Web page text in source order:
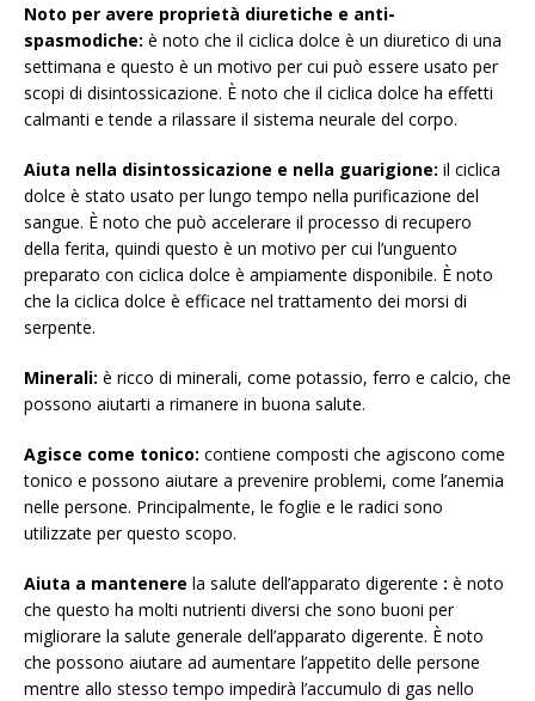
Noto per avere proprietà diuretiche e anti-
spasmodiche: è noto che il ciclica dolce è un diuretico di una
settimana e questo è un motivo per cui può essere usato per
scopi di disintossicazione. È noto che il ciclica dolce ha effetti
calmanti e tende a rilassare il sistema neurale del corpo.
Aiuta nella disintossicazione e nella guarigione: il ciclica
dolce è stato usato per lungo tempo nella purificazione del
sangue. È noto che può accelerare il processo di recupero
della ferita, quindi questo è un motivo per cui l’unguento
preparato con ciclica dolce è ampiamente disponibile. È noto
che la ciclica dolce è efficace nel trattamento dei morsi di
serpente.
Minerali: è ricco di minerali, come potassio, ferro e calcio, che
possono aiutarti a rimanere in buona salute.
Agisce come tonico: contiene composti che agiscono come
tonico e possono aiutare a prevenire problemi, come l’anemia
nelle persone. Principalmente, le foglie e le radici sono
utilizzate per questo scopo.
Aiuta a mantenere la salute dell’apparato digerente : è noto
che questo ha molti nutrienti diversi che sono buoni per
migliorare la salute generale dell’apparato digerente. È noto
che possono aiutare ad aumentare l’appetito delle persone
mentre allo stesso tempo impedirà l’accumulo di gas nello